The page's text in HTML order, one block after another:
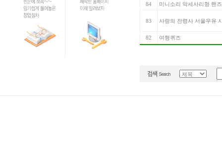
84 미니소리 악세사리형 핸
83 사랑의 전령사 서울우유
82 여행퀴즈